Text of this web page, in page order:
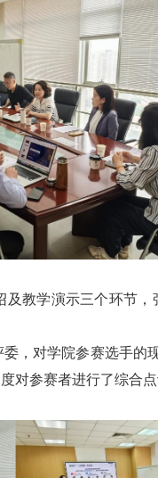
教学演示三个环节
，对学院参赛选手的
对参赛者进行了综合